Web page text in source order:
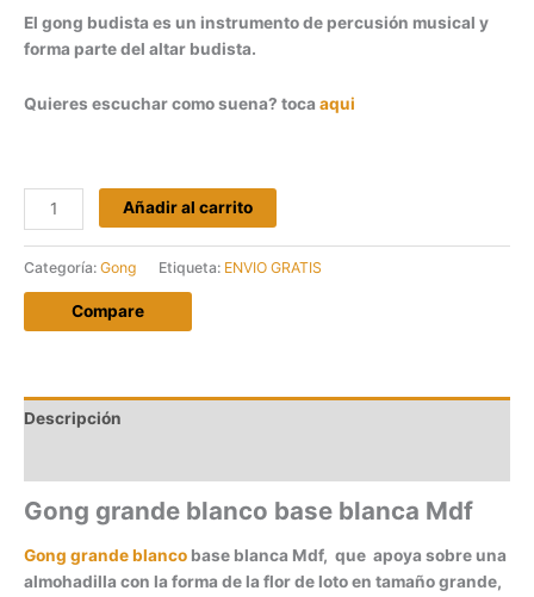
El gong budista es un instrumento de percusión musical y
forma parte del altar budista.
Quieres escuchar como suena? toca aqui
Gong
grande
blanco
base
blanca
Mdf
Añadir al carrito
Categoría: Gong Etiqueta: ENVIO GRATIS
Compare
Descripción
Gong grande blanco base blanca Mdf
Gong grande blanco base blanca Mdf, que apoya sobre una
almohadilla con la forma de la flor de loto en tamaño grande,